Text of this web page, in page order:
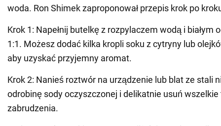
woda. Ron Shimek zaproponował przepis krok po
Krok 1: Napełnij butelkę z rozpylaczem wodą i białym
1:1. Możesz dodać kilka kropli soku z cytryny lub
aby uzyskać przyjemny aromat.
Krok 2: Nanieś roztwór na urządzenie lub blat ze stali
odrobinę sody oczyszczonej i delikatnie usuń
zabrudzenia.